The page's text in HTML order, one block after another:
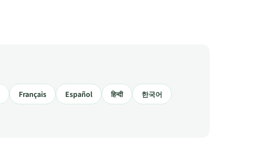
Français Español हिन्दी 한국어